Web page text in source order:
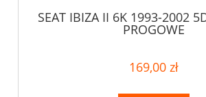
SEAT IBIZA II 6K 1993-2002
PROGOWE
169,00 zł